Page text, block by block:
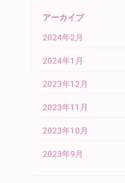
アーカイブ
2024年2月
2024年1月
2023年12月
2023年11月
2023年10月
2023年9月